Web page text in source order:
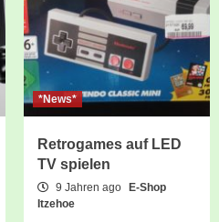
*News*
Retrogames auf LED
TV spielen
9 Jahren ago
E-Shop
Itzehoe